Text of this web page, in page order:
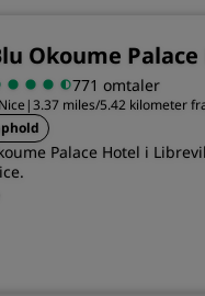
Okoume
771 omtaler
|3.37 miles/5.42 kilometer
Palace Hotel i